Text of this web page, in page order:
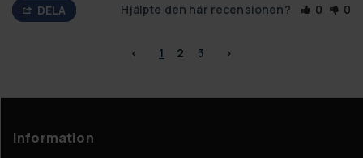
DELA Hjälpte den här recensionen? 0 0
< 1 2 3 >
Information